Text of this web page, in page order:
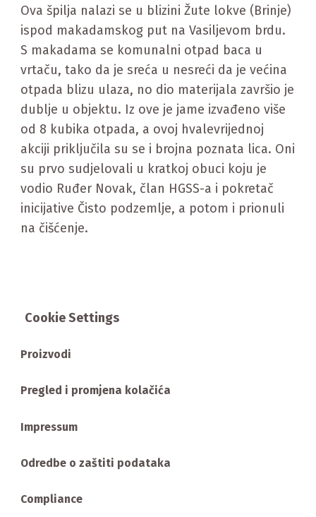
Ova špilja nalazi se u blizini Žute lokve (Brinje)
ispod makadamskog put na Vasiljevom brdu.
S makadama se komunalni otpad baca u
vrtaču, tako da je sreća u nesreći da je većina
otpada blizu ulaza, no dio materijala završio je
dublje u objektu. Iz ove je jame izvađeno više
od 8 kubika otpada, a ovoj hvalevrijednoj
akciji priključila su se i brojna poznata lica. Oni
su prvo sudjelovali u kratkoj obuci koju je
vodio Ruđer Novak, član HGSS-a i pokretač
inicijative Čisto podzemlje, a potom i prionuli
na čišćenje.
Cookie Settings
Proizvodi
Pregled i promjena kolačića
Impressum
Odredbe o zaštiti podataka
Compliance